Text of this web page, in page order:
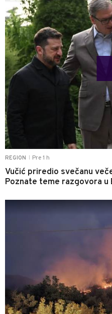
REGION Pre 1 h
Vučić priredio svečanu
Poznate teme razgovora u